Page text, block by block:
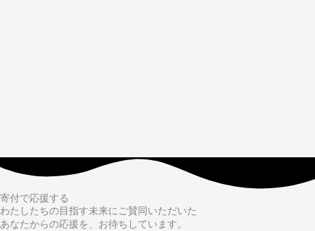
寄付で応援する
わたしたちの目指す未来にご賛同いただいた
あなたからの応援を、お待ちしています。